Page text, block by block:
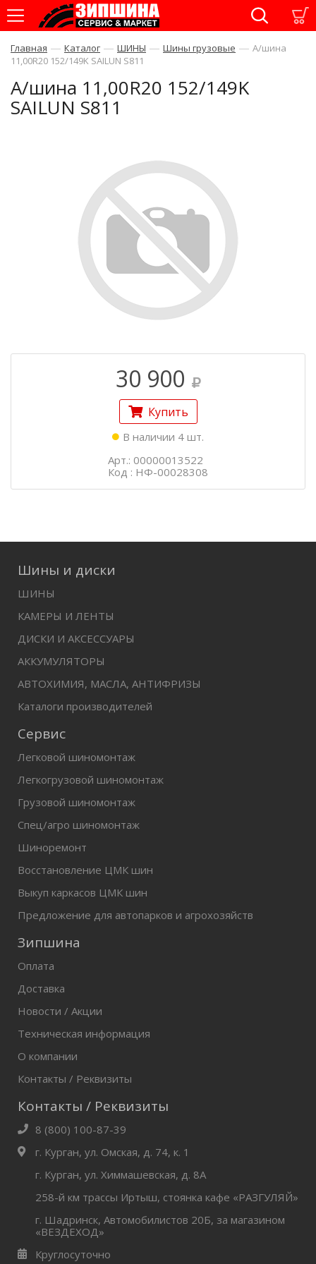
Главная — Каталог — ШИНЫ — Шины грузовые — А/шина
11,00R20 152/149K SAILUN S811
А/шина 11,00R20 152/149K
SAILUN S811
30 900
Купить
В наличии 4 шт.
Арт.: 00000013522
Код : НФ-00028308
Шины и диски
ШИНЫ
КАМЕРЫ И ЛЕНТЫ
ДИСКИ И АКСЕССУАРЫ
АККУМУЛЯТОРЫ
АВТОХИМИЯ, МАСЛА, АНТИФРИЗЫ
Каталоги производителей
Сервис
Легковой шиномонтаж
Легкогрузовой шиномонтаж
Грузовой шиномонтаж
Спец/агро шиномонтаж
Шиноремонт
Восстановление ЦМК шин
Выкуп каркасов ЦМК шин
Предложение для автопарков и агрохозяйств
Зипшина
Оплата
Доставка
Новости / Акции
Техническая информация
О компании
Контакты / Реквизиты
Контакты / Реквизиты
8 (800) 100-87-39
г. Курган, ул. Омская, д. 74, к. 1
г. Курган, ул. Химмашевская, д. 8А
258-й км трассы Иртыш, стоянка кафе «РАЗГУЛЯЙ»
г. Шадринск, Автомобилистов 20Б, за магазином
«ВЕЗДЕХОД»
Круглосуточно